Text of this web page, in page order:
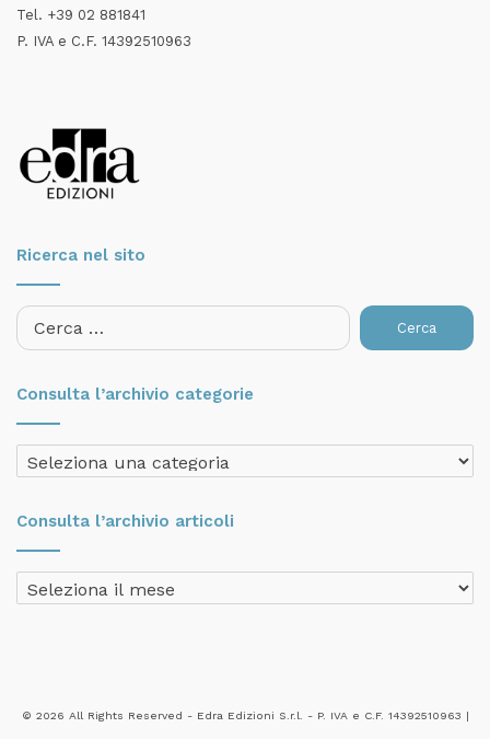
Tel. +39 02 881841
P. IVA e C.F. 14392510963
Ricerca nel sito
Ricerca
per:
Consulta l’archivio categorie
Consulta
l’archivio
Consulta l’archivio articoli
Consulta
l’archivio
© 2026 All Rights Reserved - Edra Edizioni S.r.l. - P. IVA e C.F. 14392510963 |